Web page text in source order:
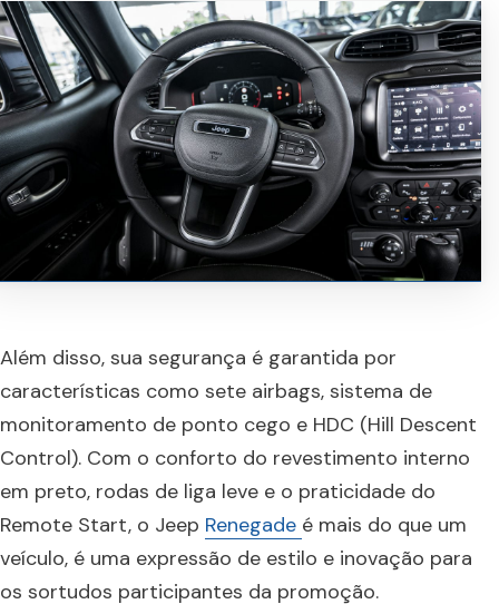
Além disso, sua segurança é garantida por
características como sete airbags, sistema de
monitoramento de ponto cego e HDC (Hill Descent
Control). Com o conforto do revestimento interno
em preto, rodas de liga leve e o praticidade do
Remote Start, o Jeep Renegade é mais do que um
veículo, é uma expressão de estilo e inovação para
os sortudos participantes da promoção.